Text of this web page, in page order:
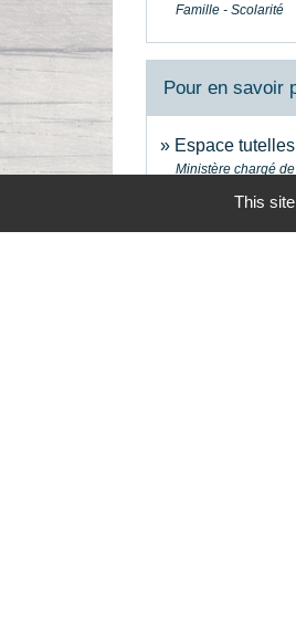
Famille - Scolarité
Pour en savoir
Espace
Ministère chargé
This